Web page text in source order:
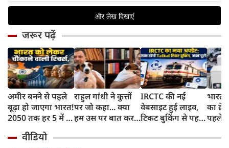
जरूर पढ़ें
अमीर बनने से पहले
बूढ़ा हो जाएगा भारत!
2050 तक हर 5 में 1
साल से ज्यादा उम्र का
राहुल गांधी ने कुत्तों
पर जो कहा... क्या
हम उस पर बात कर
IRCTC की नई
वेबसाइट हुई लाइव,
टिकट बुकिंग से पहले
काम, जानें पूरा
भारत
का
पहले
और
वीडियो